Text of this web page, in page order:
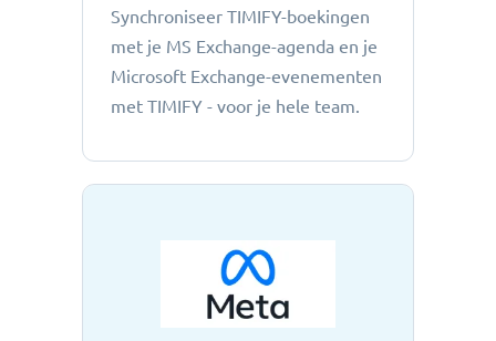
Synchroniseer TIMIFY-boekingen
met je MS Exchange-agenda en je
Microsoft Exchange-evenementen
met TIMIFY - voor je hele team.